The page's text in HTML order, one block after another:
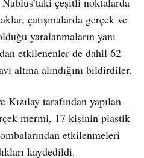
çatışmalarda gerçek ve
yaralanmaların yanı
etkilenenler de dahil 62
altına alındığını bildirdiler.
tarafından yapılan
mermi, 17 kişinin plastik
etkilenmeleri
kaydedildi.